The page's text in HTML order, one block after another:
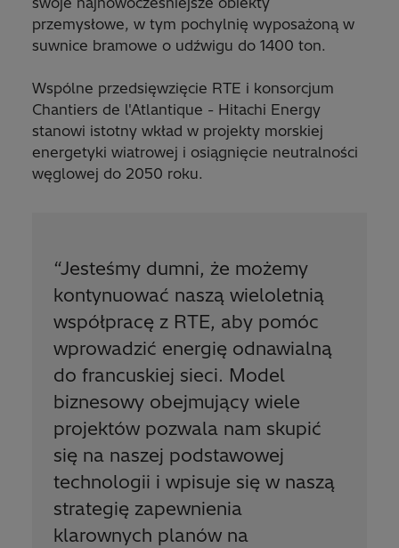
przemysłowe, w tym pochylnię wyposażoną w
suwnice bramowe o udźwigu do 1400 ton.
Wspólne przedsięwzięcie RTE i konsorcjum
Chantiers de l'Atlantique - Hitachi Energy
stanowi istotny wkład w projekty morskiej
energetyki wiatrowej i osiągnięcie neutralności
węglowej do 2050 roku.
“Jesteśmy dumni, że możemy
kontynuować naszą wieloletnią
współpracę z RTE, aby pomóc
wprowadzić energię odnawialną
do francuskiej sieci. Model
biznesowy obejmujący wiele
projektów pozwala nam skupić
się na naszej podstawowej
technologii i wpisuje się w naszą
strategię zapewnienia
klarownych planów na